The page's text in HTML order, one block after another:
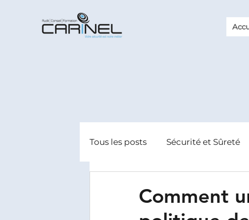
Tous les posts Sécurité et Sûreté
Comment